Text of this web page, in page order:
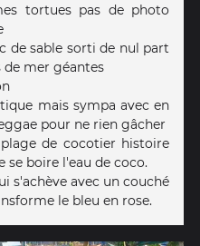
tortues pas de photo
de sable sorti de nul part
de mer géantes
mais sympa avec en
pour ne rien gâcher
de cocotier histoire
boire l'eau de coco.
s'achève avec un couché
le bleu en rose.